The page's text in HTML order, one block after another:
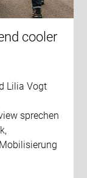
cooler
Lilia Vogt
sprechen